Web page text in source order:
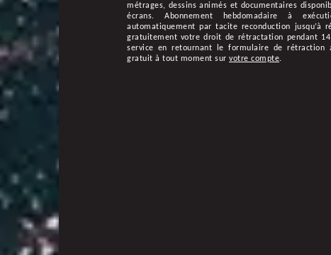
métrages, dessins animés et documentaires
écrans. Abonnement hebdomadaire à
automatiquement par tacite reconduction jusqu’à
gratuitement votre droit de rétractation pendant
service en retournant le formulaire de rétraction
gratuit à tout moment sur votre compte.